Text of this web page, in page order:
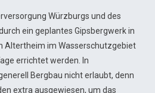
Würzburgs und des
ein geplantes Gipsbergwerk in
Altertheim im Wasserschutzgebiet
errichtet werden. In
Bergbau nicht erlaubt, denn
extra ausgewiesen, um das